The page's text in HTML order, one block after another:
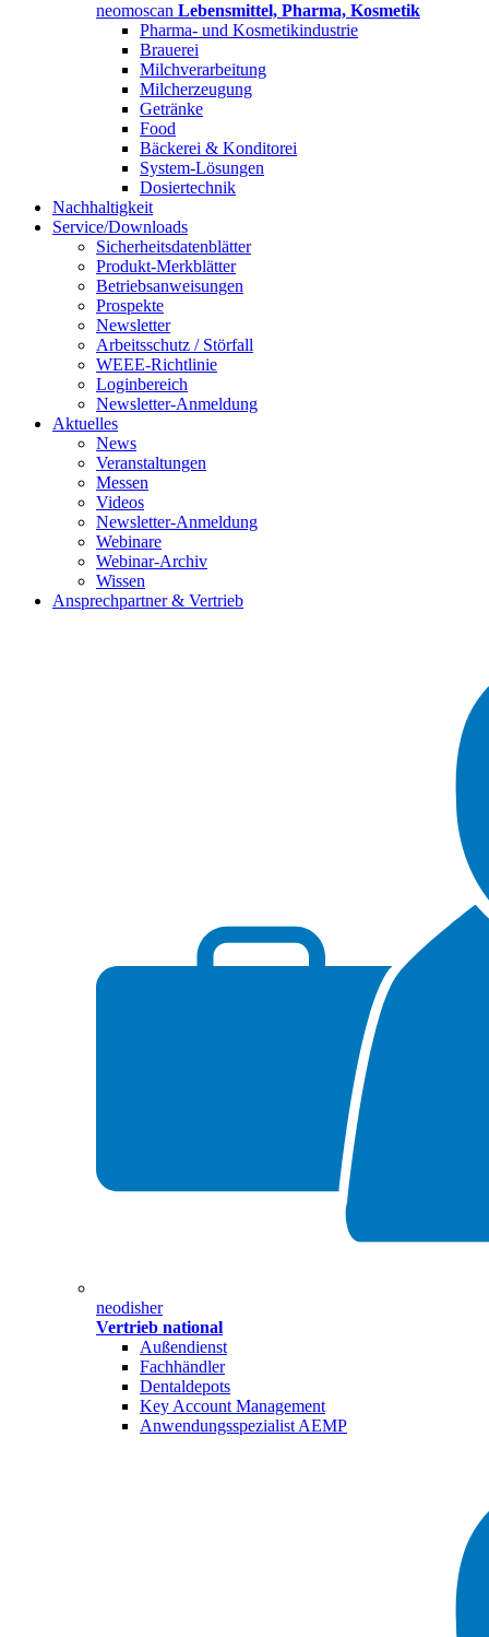
neomoscan Lebensmittel, Pharma, Kosmetik
Pharma- und Kosmetikindustrie
Brauerei
Milchverarbeitung
Milcherzeugung
Getränke
Food
Bäckerei & Konditorei
System-Lösungen
Dosiertechnik
Nachhaltigkeit
Service/Downloads
Sicherheitsdatenblätter
Produkt-Merkblätter
Betriebsanweisungen
Prospekte
Newsletter
Arbeitsschutz / Störfall
WEEE-Richtlinie
Loginbereich
Newsletter-Anmeldung
Aktuelles
News
Veranstaltungen
Messen
Videos
Newsletter-Anmeldung
Webinare
Webinar-Archiv
Wissen
Ansprechpartner & Vertrieb
neodisher
Vertrieb national
Außendienst
Fachhändler
Dentaldepots
Key Account Management
Anwendungsspezialist AEMP